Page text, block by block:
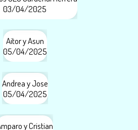
03/04/2025
Aitor y Asun
05/04/2025
Andrea y Jose
05/04/2025
y Cristian